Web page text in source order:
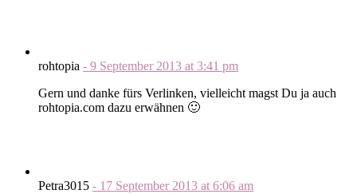
rohtopia - 9 September 2013 at 3:41 pm
Gern und danke fürs Verlinken, vielleicht magst Du ja auch
rohtopia.com dazu erwähnen 🙂
Petra3015 - 17 September 2013 at 6:06 am